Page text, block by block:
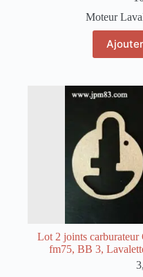
Moteur
Lot 2 joints
fm75, BB 3,